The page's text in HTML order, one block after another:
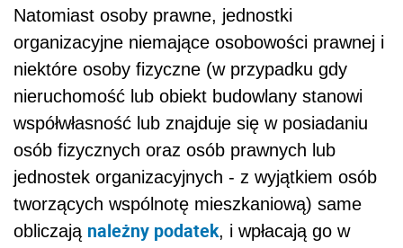
Natomiast osoby prawne, jednostki
organizacyjne niemające osobowości prawnej i
niektóre osoby fizyczne (w przypadku gdy
nieruchomość lub obiekt budowlany stanowi
współwłasność lub znajduje się w posiadaniu
osób fizycznych oraz osób prawnych lub
jednostek organizacyjnych - z wyjątkiem osób
tworzących wspólnotę mieszkaniową) same
obliczają należny podatek, i wpłacają go w